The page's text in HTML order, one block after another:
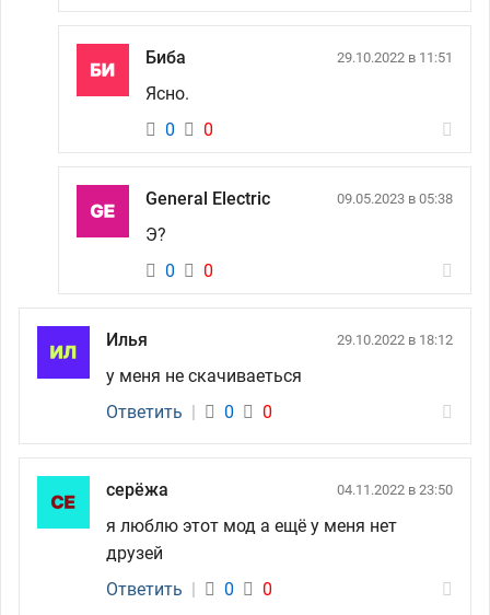
Биба 29.10.2022 в 11:51
Ясно.
0
0
General Electric 09.05.2023 в 05:38
Э?
0
0
Илья 29.10.2022 в 18:12
у меня не скачиваеться
Ответить | 0 0
серёжа 04.11.2022 в 23:50
я люблю этот мод а ещё у меня нет
друзей
Ответить | 0 0